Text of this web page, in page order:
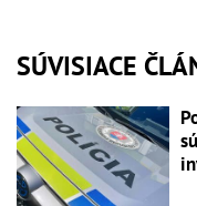
SÚVISIACE